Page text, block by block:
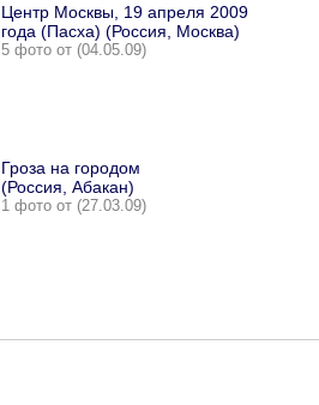
Центр Москвы, 19 апреля 2009
года (Пасха) (Россия, Москва)
5 фото от (04.05.09)
Гроза на городом
(Россия, Абакан)
1 фото от (27.03.09)